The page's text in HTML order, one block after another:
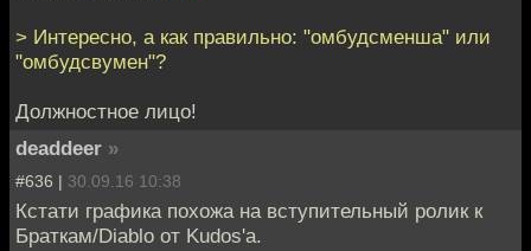
> Интересно, а как правильно: "омбудсменша" или
"омбудсвумен"?
Должностное лицо!
deaddeer »
#636 | 30.09.16 10:38
Кстати графика похожа на вступительный ролик к
Браткам/Diablo от Kudos'a.